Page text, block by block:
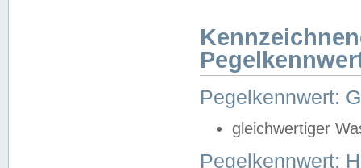
Pegelkennwert:
gleichwertiger
Pegelkennwert: